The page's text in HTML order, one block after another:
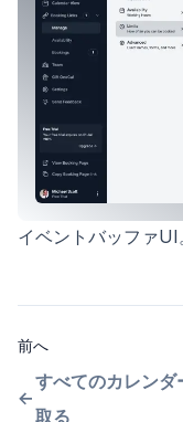
イベントバッファUI
前へ
すべてのカレン
取る